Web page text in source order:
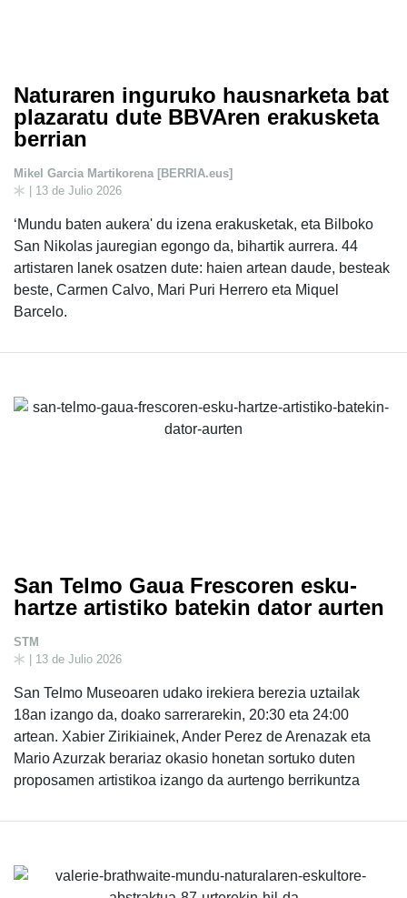
Naturaren inguruko hausnarketa bat
plazaratu dute BBVAren erakusketa
berrian
Mikel Garcia Martikorena [BERRIA.eus]
| 13 de Julio 2026
‘Mundu baten aukera' du izena erakusketak, eta Bilboko
San Nikolas jauregian egongo da, bihartik aurrera. 44
artistaren lanek osatzen dute: haien artean daude, besteak
beste, Carmen Calvo, Mari Puri Herrero eta Miquel
Barcelo.
San Telmo Gaua Frescoren esku-
hartze artistiko batekin dator aurten
STM
| 13 de Julio 2026
San Telmo Museoaren udako irekiera berezia uztailak
18an izango da, doako sarrerarekin, 20:30 eta 24:00
artean. Xabier Zirikiainek, Ander Perez de Arenazak eta
Mario Azurzak berariaz okasio honetan sortuko duten
proposamen artistikoa izango da aurtengo berrikuntza